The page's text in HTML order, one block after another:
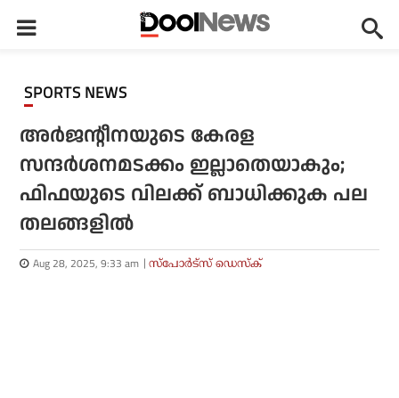
SPORTS NEWS
അര്‍ജന്റീനയുടെ കേരള
സന്ദര്‍ശനമടക്കം ഇല്ലാതെയാകും;
ഫിഫയുടെ വിലക്ക് ബാധിക്കുക പല
തലങ്ങളില്‍
Aug 28, 2025, 9:33 am സ്പോര്‍ട്സ് ഡെസ്‌ക്